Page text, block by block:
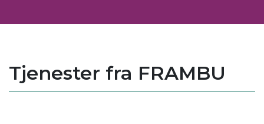
Tjenester fra FRAMBU